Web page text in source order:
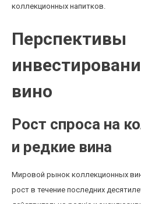
коллекционных напитков.
Перспективы
вино
Рост спроса на
и редкие вина
Мировой рынок коллекционных
рост в течение последних